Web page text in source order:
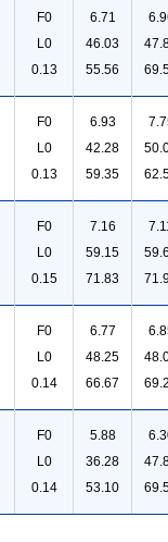
F0
L0
0.13
6.71
46.03
55.56
F0
L0
0.13
6.93
42.28
59.35
F0
L0
0.15
7.16
59.15
71.83
F0
L0
0.14
6.77
48.25
66.67
F0
L0
0.14
5.88
36.28
53.10